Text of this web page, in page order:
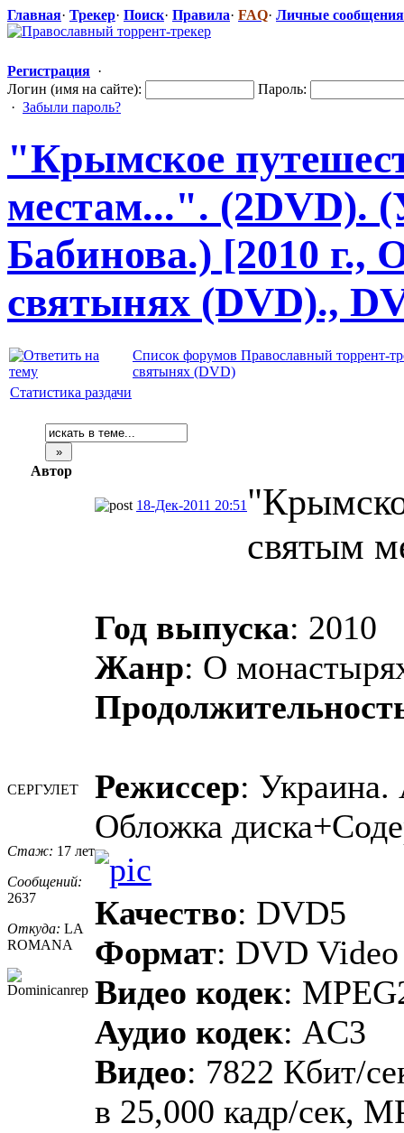
Главная· Трекер· Поиск· Правила· FAQ· Личные сообщения
Регистрация ·
Логин (имя на сайте):
Пароль:
· Забыли пароль?
"Крымско​е
местам...". (2DVD).
Бабинова.) [2010 г.,
святынях (DVD).,
Список форумов Православный торрент-
святынях (DVD)
Статистика раздачи
Автор
СЕРГУЛЕТ
Стаж: 17 лет
Сообщений:
2637
Откуда: LA
ROMANA
18-Дек-2011 20:51
святым
Год выпуска: 2010
Жанр: О
Режиссер: Украина.
Обложка
Качество: DVD5
Формат: DVD Video
Видео кодек:
Аудио кодек: AC3
Видео: 7822 Кбит/
в 25,000 кадр/сек,